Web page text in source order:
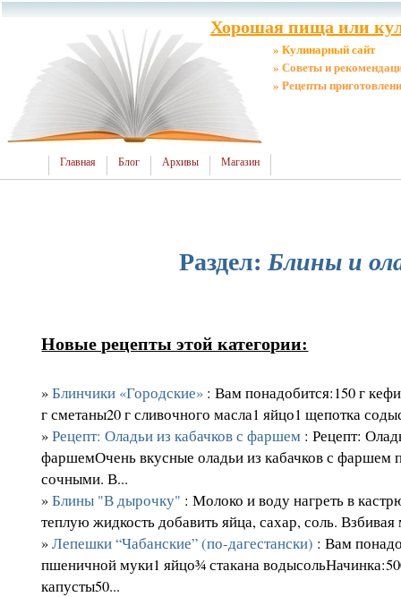
Хорошая пища или
» Кулинарный сайт
» Советы и
» Рецепты
Главная Блог Архивы Магазин
Раздел:Блины и
Новые рецепты этой категории:
»Блинчики «Городские» : Вам понадобится:150 г
г сметаны20 г сливочного масла1 яйцо1 щепотка
»Рецепт: Оладьи из кабачков с фаршем : Рецепт:
фаршемОчень вкусные оладьи из кабачков с фаршем
сочными. В...
»Блины "В дырочку" : Молоко и воду нагреть в
теплую жидкость добавить яйца, сахар, соль. Взбивая
»Лепешки “Чабанские” (по-дагестански) : Вам
пшеничной муки1 яйцо¾ стакана
капусты50...